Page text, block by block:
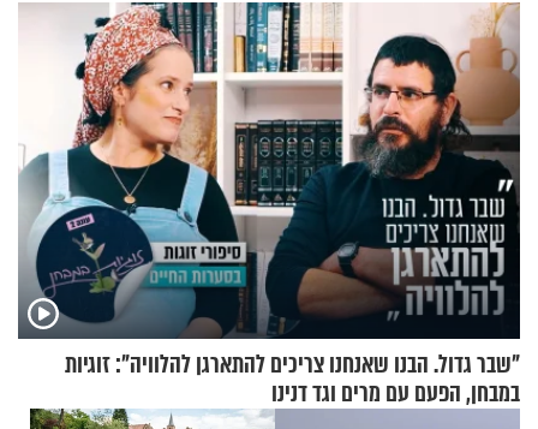
תשפ"ז
"שבר גדול. הבנו שאנחנו צריכים להתארגן להלוויה": זוגיות
במבחן, הפעם עם מרים וגד דנינו